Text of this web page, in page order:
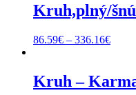
Kruh,plný/
86.59€ – 336.16€Price
Kruh –